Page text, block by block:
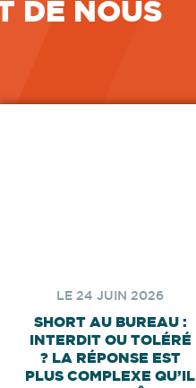
DE NOUS
LE 24 JUIN 2026
SHORT AU BUREAU :
INTERDIT OU TOLÉRÉ
? LA RÉPONSE EST
PLUS COMPLEXE QU’IL